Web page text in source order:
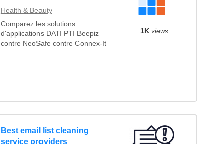
Health & Beauty
Comparez les solutions
d'applications DATI PTI Beepiz
contre NeoSafe contre Connex-It
1K views
Best email list cleaning
service providers